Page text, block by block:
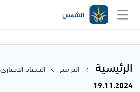
الرئيسية البرامج الحصاد الاخباري
19.11.2024